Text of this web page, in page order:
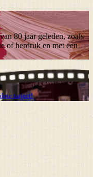
van80 jaargeleden, zoals
of herdruk en met een
traject!